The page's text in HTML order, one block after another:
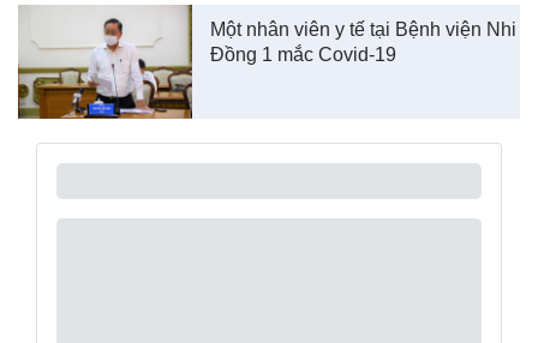
Một nhân viên y tế tại Bệnh viện Nhi
Đồng 1 mắc Covid-19